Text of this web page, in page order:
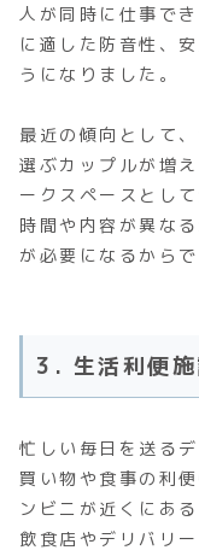
人が同時に仕事で
に適した防音性、
うになりました。
最近の傾向として
選ぶカップルが増
ークスペースとし
時間や内容が異な
が必要になるからで
3. 生活利便
忙しい毎日を送る
買い物や食事の利
ンビニが近くにあ
飲食店やデリバリ